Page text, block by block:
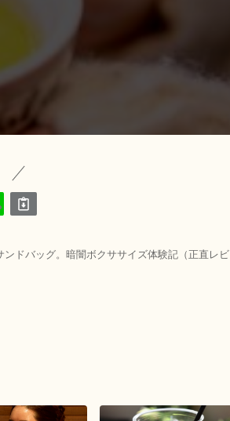
ンドバッグ。暗闇ボクササイズ体験記（正直レビ